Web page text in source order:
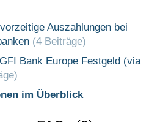
Auszahlungen bei
(4 Beiträge)
Bank Europe Festgeld (via
im Überblick